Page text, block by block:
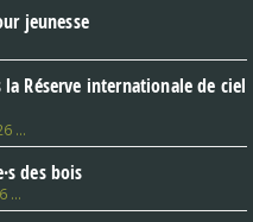
jeunesse
la Réserve internationale de ciel
…
des bois
…